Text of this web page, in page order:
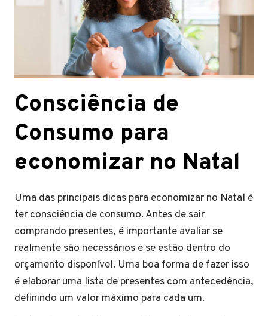
Consciência de
Consumo para
economizar no Natal
Uma das principais dicas para economizar no Natal é
ter consciência de consumo. Antes de sair
comprando presentes, é importante avaliar se
realmente são necessários e se estão dentro do
orçamento disponível. Uma boa forma de fazer isso
é elaborar uma lista de presentes com antecedência,
definindo um valor máximo para cada um.